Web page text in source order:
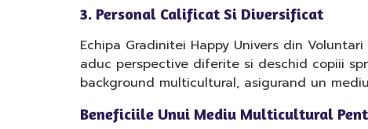
3. Personal Calificat Si Diversificat
Echipa Gradinitei Happy Univers din
aduc perspective diferite si deschid copiii
background multicultural, asigurand un
Beneficiile Unui Mediu Multicultural